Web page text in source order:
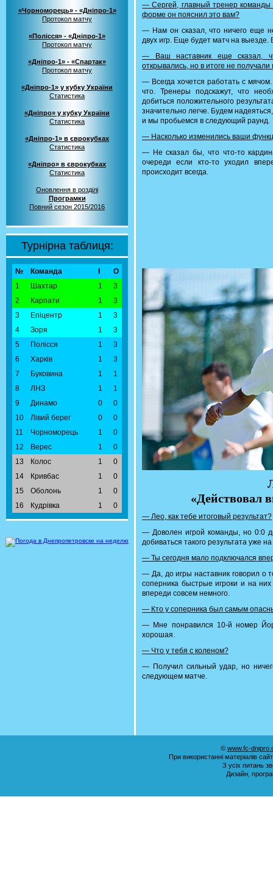
«Чорноморець» - «Дніпро-1»
Протокол матчу
«Полісся» - «Дніпро-1»
Протокол матчу
«Дніпро-1» - «Спартак»
Протокол матчу
«Дніпро-1» у кубку України
Статистика
«Дніпро» у кубку України
Статистика
«Дніпро-1» в єврокубках
Статистика
«Дніпро» в єврокубках
Статистика
Оновлення в розділі
Програмки
Повний сезон 2015/2016
Турнірна таблиця:
№ Команда
О
1
Шахтар 1
3
2
Карпати 1
3
3
Епіцентр 1
3
4
Зоря 1
3
5
Полісся 1
3
6
Харків 1
3
7
Буковина 1
1
8
ЛНЗ 1
1
9
Динамо 0
0
10
Лівий берег 0
0
11
Чорноморець 1
0
12
Верес 1
0
13
Колос 1
0
14
Кривбас 1
0
15
Оболонь 1
0
16
Кудрівка 1 0
— Cергей, главный тренер команды
форме он пояснил это вам?
— Нам он сказал, что ничего еще
двух игр. Еще будет матч на выезде.
— Ваш наставник еще сказал,
открывались, но в итоге не
— Всегда хочется работать с
что. Тренеры подскажут, что
добиться положительного
значительно легче. Будем
и мы пробьемся в следующий раунд.
— Насколько изменились ваши
— Не сказал бы, что что-то
очереди если кто-то уходил
происходит всегда.
«Действовал
— Лео, как тебе итоговый результат?
— Доволен игрой команды, но 0:0
добиваться такого результата уже
— Ты сегодня мало подключался
— Да, до игры наставник говорил о
соперника быстрые игроки и на
впереди совсем немного.
— Кто у соперника был самым
— Мне понравился 10-й номер
хорошая.
— Что у тебя с коленом?
— Получил сильный удар, но
следующем матче.
© www.fc-
При використанні матеріалів
З усіх питань
Дизайн,